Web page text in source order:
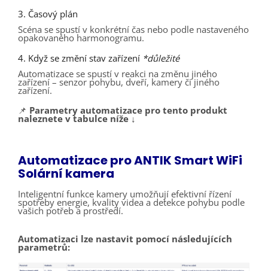
3. Časový plán
Scéna se spustí v konkrétní čas nebo podle nastaveného
opakovaného harmonogramu.
4. Když se změní stav zařízení *důležité
Automatizace se spustí v reakci na změnu jiného
zařízení – senzor pohybu, dveří, kamery či jiného
zařízení.
📌 Parametry automatizace pro tento produkt
naleznete v tabulce níže ↓
Automatizace pro ANTIK Smart WiFi
Solární kamera
Inteligentní funkce kamery umožňují efektivní řízení
spotřeby energie, kvality videa a detekce pohybu podle
vašich potřeb a prostředí.
Automatizaci lze nastavit pomocí následujících
parametrů: